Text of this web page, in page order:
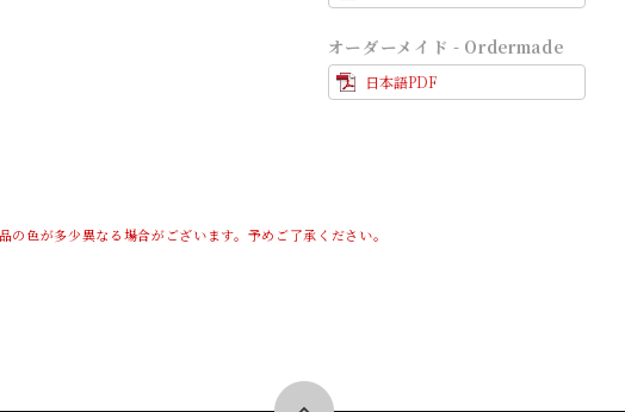
オーダーメイド - Ordermade
日本語PDF
色が多少異なる場合がございます。予めご了承ください。